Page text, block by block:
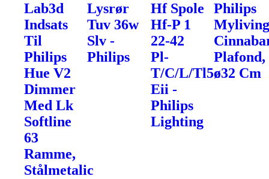
Lab3d
Indsats
Til
Philips
Hue V2
Dimmer
Med Lk
Softline
63
Ramme,
Stålmetalic
Lysrør
Tuv 36w
Slv -
Philips
Hf Spole
Hf-P 1
22-42
Pl-
T/C/L/Tl5c
Eii -
Philips
Lighting
Philips
Plafond,
ø32 Cm